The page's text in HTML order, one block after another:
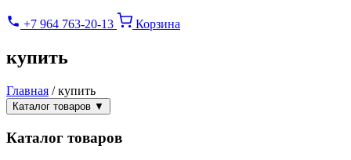
+7 964 763-20-13 Корзина
купить
Главная / купить
Каталог товаров ▼
Каталог товаров